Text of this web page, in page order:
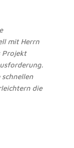
mit Herrn
Projekt
die